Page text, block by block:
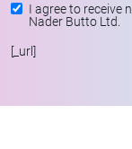
I agree to receive
Nader Butto Ltd.
[_url]